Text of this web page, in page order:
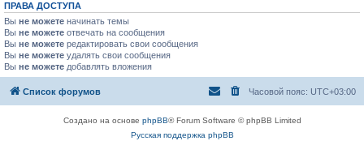
ПРАВА ДОСТУПА
Вы не можете начинать темы
Вы не можете отвечать на сообщения
Вы не можете редактировать свои сообщения
Вы не можете удалять свои сообщения
Вы не можете добавлять вложения
Список форумов Часовой пояс: UTC+03:00
Создано на основе phpBB® Forum Software © phpBB Limited
Русская поддержка phpBB